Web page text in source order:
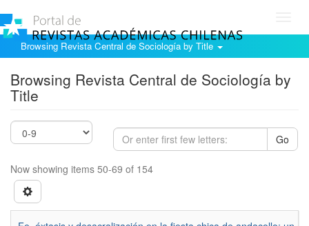
Browsing Revista Central de Sociología by Title
Browsing Revista Central de Sociología by
Title
Go
Now showing items 50-69 of 154